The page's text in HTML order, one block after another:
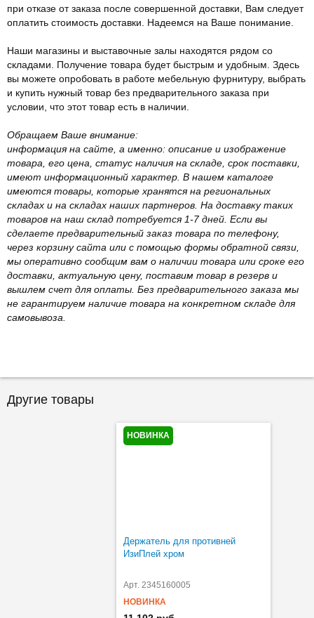
при отказе от заказа после совершенной доставки, Вам следует
оплатить стоимость доставки. Надеемся на Ваше понимание.
Наши магазины и выставочные залы находятся рядом со
складами. Получение товара будет быстрым и удобным. Здесь
вы можете опробовать в работе мебельную фурнитуру, выбрать
и купить нужный товар без предварительного заказа при
условии, что этот товар есть в наличии.
Обращаем Ваше внимание:
информация на сайте, а именно: описание и изображение
товара, его цена, статус наличия на складе, срок поставки,
имеют информационный характер. В нашем каталоге
имеются товары, которые хранятся на региональных
складах и на складах наших партнеров. На доставку таких
товаров на наш склад потребуется 1-7 дней. Если вы
сделаете предварительный заказ товара по телефону,
через корзину сайта или с помощью формы обратной связи,
мы оперативно сообщим вам о наличии товара или сроке его
доставки, актуальную цену, поставим товар в резерв и
вышлем счет для оплаты. Без предварительного заказа мы
не гарантируем наличие товара на конкретном складе для
самовывоза.
Другие товары
НОВИНКА
Держатель для противней
ИзиПлей хром
Арт. 2345160005
НОВИНКА